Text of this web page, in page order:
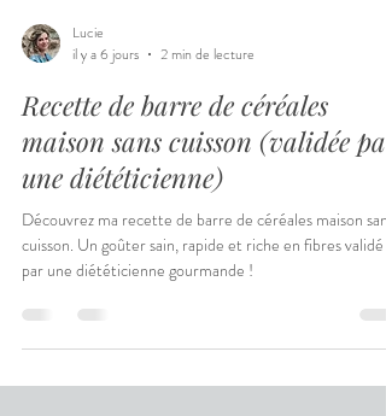
Lucie
il y a 6 jours
2 min de lecture
Recette de barre de céréales
maison sans cuisson (validée par
une diététicienne)
cuisson. Un goûter sain, rapide et riche en fibres validé
par une diététicienne gourmande !